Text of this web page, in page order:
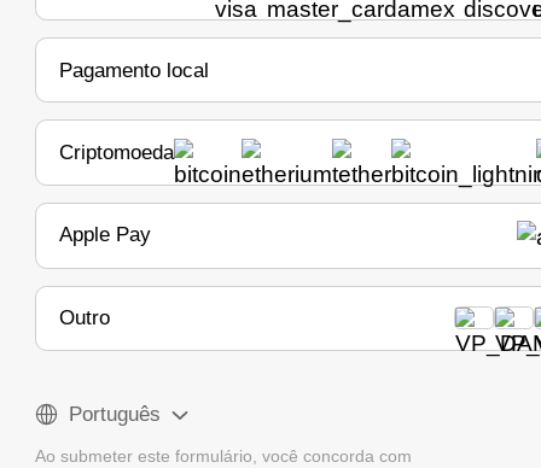
Pagamento local
Criptomoeda
Apple Pay
Outro
Português
Ao submeter este formulário, você concorda com